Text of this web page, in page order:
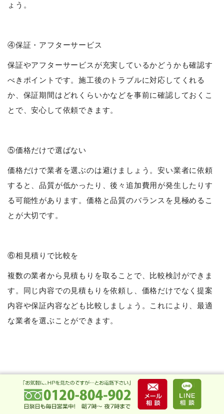
ょう。
④保証・アフターサービス
保証やアフターサービスが充実しているかどうかも確認す
べきポイントです。施工後のトラブルに対応してくれる
か、保証期間はどれくらいかなどを事前に確認しておくこ
とで、安心して依頼できます。
⑤価格だけで選ばない
価格だけで業者を選ぶのは避けましょう。安い業者に依頼
すると、品質が低かったり、後々追加費用が発生したりす
る可能性があります。価格と品質のバランスを見極めるこ
とが大切です。
⑥相見積りで比較を
複数の業者から見積もりを取ることで、比較検討ができま
す。同じ内容での見積もりを依頼し、価格だけでなく提案
内容や保証内容なども比較しましょう。これにより、最適
な業者を選ぶことができます。
まとめ～亀山市の外壁塗装・屋根塗装の
ことなら地元の塗装業者へ